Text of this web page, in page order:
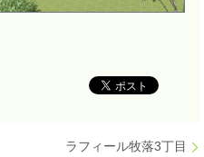
ラフィール牧落3丁目